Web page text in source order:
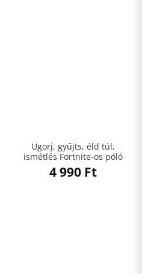
Ugorj, gyűjts, éld túl,
ismétlés Fortnite-os póló
4 990 Ft